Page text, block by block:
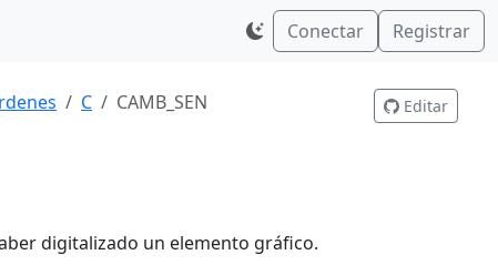
Conectar Registrar
C CAMB_SEN Editar
digitalizado un elemento gráfico.